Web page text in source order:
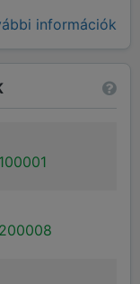
információk